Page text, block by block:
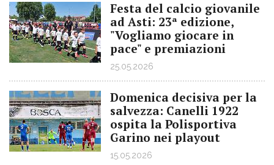
Festa del calcio giovanile
ad Asti: 23ª edizione,
"Vogliamo giocare in
pace" e premiazioni
25.05.2026
Domenica decisiva per la
salvezza: Canelli 1922
ospita la Polisportiva
Garino nei playout
15.05.2026